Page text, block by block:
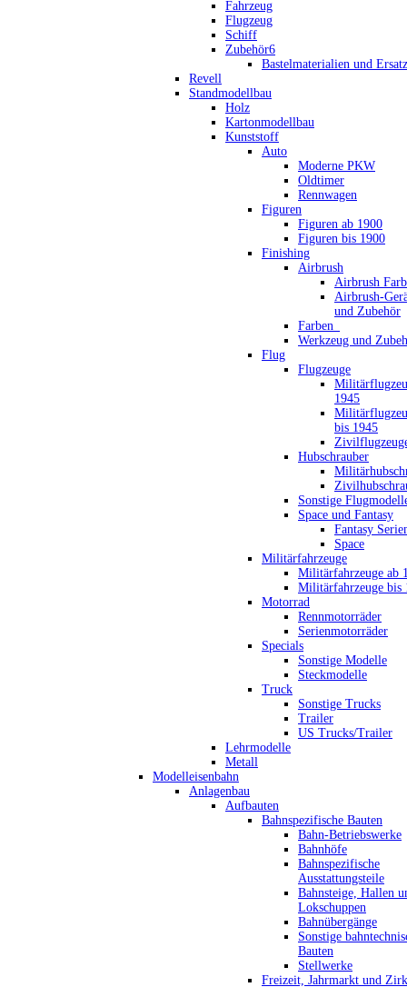
Fahrzeug
Flugzeug
Schiff
Zubehör6
Bastelmaterialien und
Revell
Standmodellbau
Holz
Kartonmodellbau
Kunststoff
Auto
Moderne PKW
Oldtimer
Rennwagen
Figuren
Figuren ab 1900
Figuren bis 1900
Finishing
Airbrush
Airbrush
Airbrush-
und Zubehör
Farben_
Werkzeug und
Flug
Flugzeuge
1945
bis 1945
Hubschrauber
Sonstige
Space und Fantasy
Fantasy
Space
Militärfahrzeuge
Militärfahrzeuge ab
Militärfahrzeuge bis
Motorrad
Rennmotorräder
Serienmotorräder
Specials
Sonstige Modelle
Steckmodelle
Truck
Sonstige Trucks
Trailer
US Trucks/Trailer
Lehrmodelle
Metall
Modelleisenbahn
Anlagenbau
Aufbauten
Bahnspezifische Bauten
Bahn-Betriebswerke
Bahnhöfe
Bahnspezifische
Ausstattungsteile
Bahnsteige, Hallen
Lokschuppen
Bahnübergänge
Sonstige
Bauten
Stellwerke
Freizeit, Jahrmarkt und